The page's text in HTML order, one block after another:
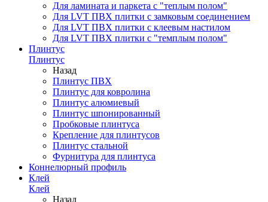
Для ламината и паркета с "теплым полом"
Для LVT ПВХ плитки с замковым соединением
Для LVT ПВХ плитки с клеевым настилом
Для LVT ПВХ плитки с "темплым полом"
Плинтус
Плинтус
Назад
Плинтус ПВХ
Плинтус для ковролина
Плинтус алюмиевый
Плинтус шпонированный
Пробковые плинтуса
Крепление для плинтусов
Плинтус стальной
Фурнитура для плинтуса
Коннелюрный профиль
Клей
Клей
Назад